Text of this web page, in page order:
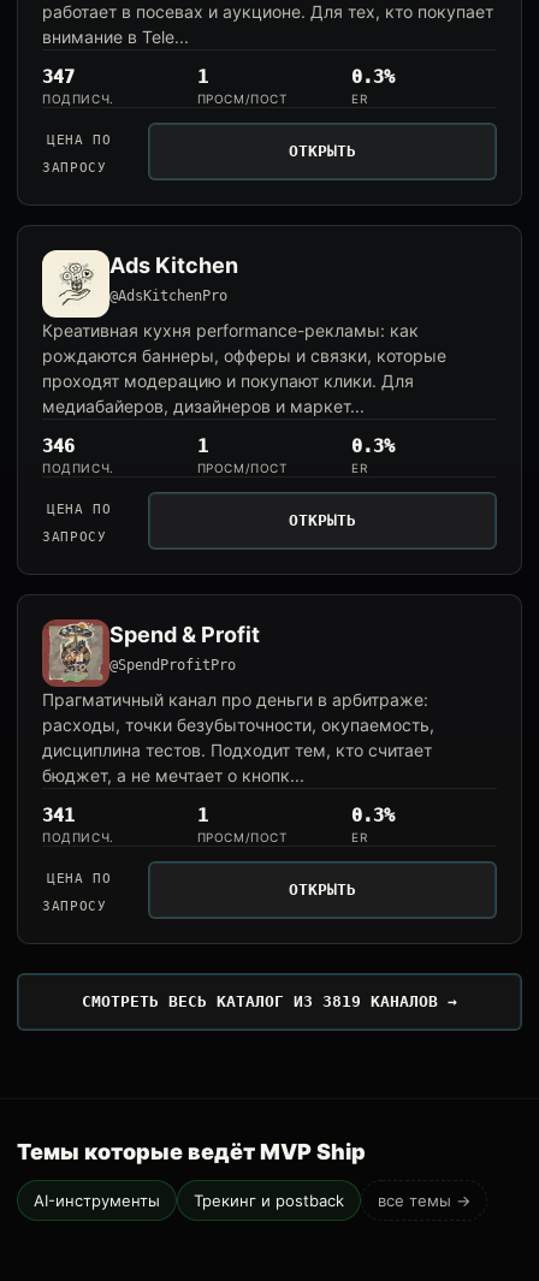
работает в посевах и аукционе. Для тех, кто покупает
внимание в Tele...
347
ПОДПИСЧ.
1
ПРОСМ/ПОСТ
0.3%
ER
ЦЕНА ПО
ЗАПРОСУ
ОТКРЫТЬ
Ads Kitchen
@AdsKitchenPro
Креативная кухня performance-рекламы: как
рождаются баннеры, офферы и связки, которые
проходят модерацию и покупают клики. Для
медиабайеров, дизайнеров и маркет...
346
ПОДПИСЧ.
1
ПРОСМ/ПОСТ
0.3%
ER
ЦЕНА ПО
ЗАПРОСУ
ОТКРЫТЬ
Spend & Profit
@SpendProfitPro
Прагматичный канал про деньги в арбитраже:
расходы, точки безубыточности, окупаемость,
дисциплина тестов. Подходит тем, кто считает
бюджет, а не мечтает о кнопк...
341
ПОДПИСЧ.
1
ПРОСМ/ПОСТ
0.3%
ER
ЦЕНА ПО
ЗАПРОСУ
ОТКРЫТЬ
СМОТРЕТЬ ВЕСЬ КАТАЛОГ ИЗ 3819 КАНАЛОВ →
Темы которые ведёт MVP Ship
AI-инструменты Трекинг и postback все темы →